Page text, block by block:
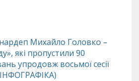
Михайло Головко –
які пропустили 90
упродовж восьмої сесії